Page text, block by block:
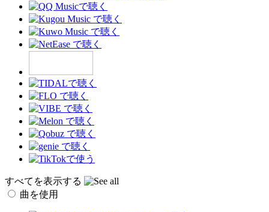
すべてを表示する
曲を使用